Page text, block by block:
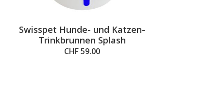
Swisspet Hunde- und Katzen-
Trinkbrunnen Splash
CHF 59.00